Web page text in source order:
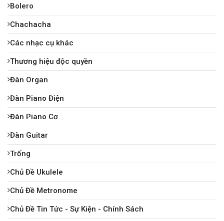
Bolero
Chachacha
Các nhạc cụ khác
Thương hiệu độc quyền
Đàn Organ
Đàn Piano Điện
Đàn Piano Cơ
Đàn Guitar
Trống
Chủ Đề Ukulele
Chủ Đề Metronome
Chủ Đề Tin Tức - Sự Kiện - Chính Sách